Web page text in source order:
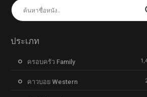
ประเภท
ครอบครัว Family
คาวบอย Western